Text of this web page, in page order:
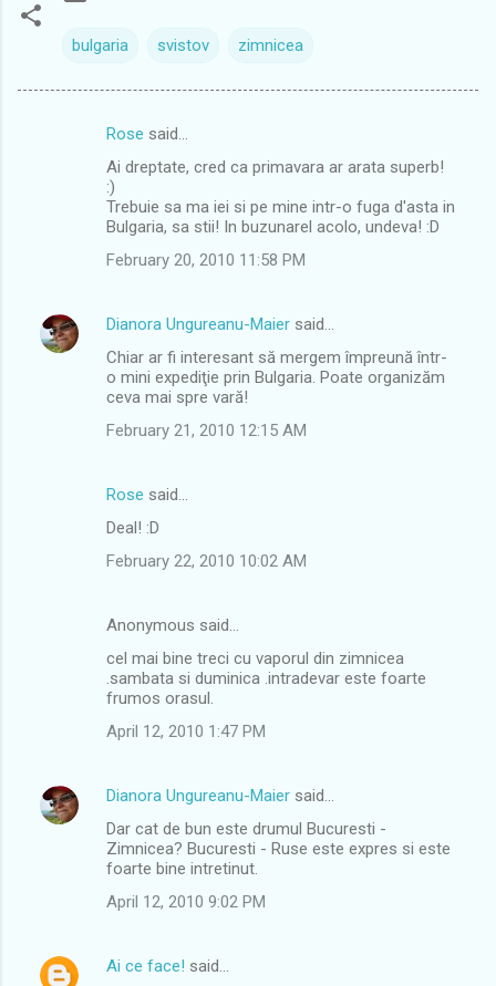
bulgaria svistov zimnicea
t
Rose said…
Ai dreptate, cred ca primavara ar arata superb!
:)
Trebuie sa ma iei si pe mine intr-o fuga d'asta in
Bulgaria, sa stii! In buzunarel acolo, undeva! :D
February 20, 2010 11:58 PM
Dianora Ungureanu-Maier said…
Chiar ar fi interesant să mergem împreună într-
o mini expediţie prin Bulgaria. Poate organizăm
ceva mai spre vară!
February 21, 2010 12:15 AM
Rose said…
Deal! :D
February 22, 2010 10:02 AM
Anonymous said…
cel mai bine treci cu vaporul din zimnicea
.sambata si duminica .intradevar este foarte
frumos orasul.
April 12, 2010 1:47 PM
Dianora Ungureanu-Maier said…
Dar cat de bun este drumul Bucuresti -
Zimnicea? Bucuresti - Ruse este expres si este
foarte bine intretinut.
April 12, 2010 9:02 PM
Ai ce face! said…